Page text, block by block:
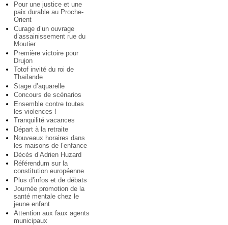
Pour une justice et une
paix durable au Proche-
Orient
Curage d’un ouvrage
d’assainissement rue du
Moutier
Première victoire pour
Drujon
Totof invité du roi de
Thaïlande
Stage d’aquarelle
Concours de scénarios
Ensemble contre toutes
les violences !
Tranquilité vacances
Départ à la retraite
Nouveaux horaires dans
les maisons de l’enfance
Décès d’Adrien Huzard
Référendum sur la
constitution européenne
Plus d’infos et de débats
Journée promotion de la
santé mentale chez le
jeune enfant
Attention aux faux agents
municipaux